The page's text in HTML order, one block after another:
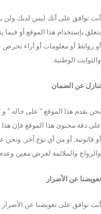
أنت توافق على أنك ليس لديك
يتعلق بإستخدام هذا الموقع أو
أو روابط أو معلومات أو أراء تحرض
والثوابت الوطنية.
تنازل عن الضمان
نحن نقدم هذا الموقع ” على حاله ”
على دقة محتوى هذا الموقع فإن
أو قانونية, أو من أي نوع آخر,
والرواج والملائمة لغرض معين
تعويضنا عن الأضرار
أنت توافق على تعويضنا عن